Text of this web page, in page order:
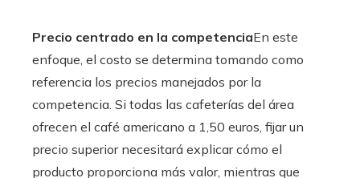
Precio centrado en la competenciaEn este
enfoque, el costo se determina tomando como
referencia los precios manejados por la
competencia. Si todas las cafeterías del área
ofrecen el café americano a 1,50 euros, fijar un
precio superior necesitará explicar cómo el
producto proporciona más valor, mientras que